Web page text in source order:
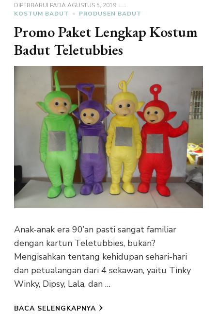
DIPERBARUI PADAAGUSTUS 5, 2019
KOSTUM BADUT
PRODUSEN BADUT
Promo Paket Lengkap Kostum
Badut Teletubbies
Anak-anak era 90’an pasti sangat familiar
dengan kartun Teletubbies, bukan?
Mengisahkan tentang kehidupan sehari-hari
dan petualangan dari 4 sekawan, yaitu Tinky
Winky, Dipsy, Lala, dan …
BACA SELENGKAPNYA